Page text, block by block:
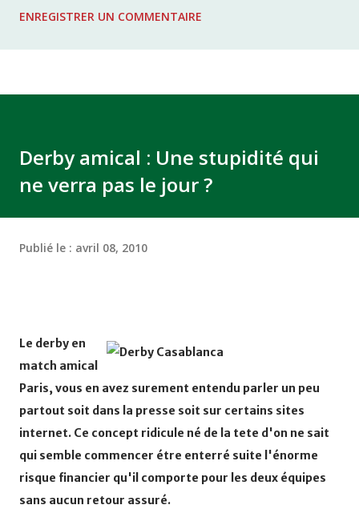
KHEMISET Mardi 06/12/2011 15H00 WAF - OCS au
ENREGISTRER UN COMMENTAIRE
Derby amical : Une stupidité qui
ne verra pas le jour ?
Publié le : avril 08, 2010
Le derby en
match amical
Paris, vous en avez surement entendu parler un peu
partout soit dans la presse soit sur certains sites
internet. Ce concept ridicule né de la tete d'on ne sait
qui semble commencer étre enterré suite l'énorme
risque financier qu'il comporte pour les deux équipes
sans aucun retour assuré.